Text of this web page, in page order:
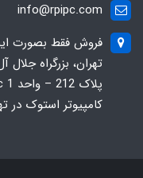
info@rpipc.com
فروش فقط بصورت
تهران، بزرگراه
کامپیوتر استوک در